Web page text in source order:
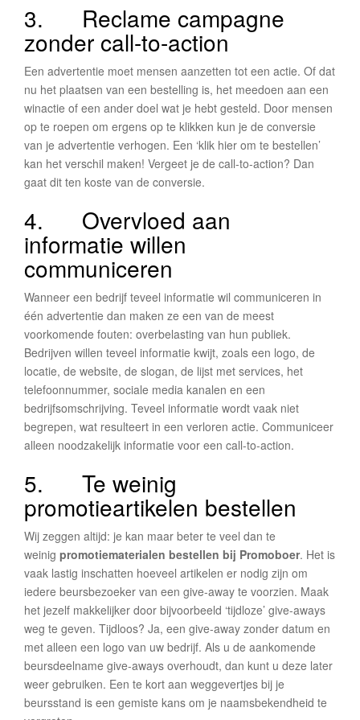
3. Reclame campagne
zonder call-to-action
Een advertentie moet mensen aanzetten tot een actie. Of dat
nu het plaatsen van een bestelling is, het meedoen aan een
winactie of een ander doel wat je hebt gesteld. Door mensen
op te roepen om ergens op te klikken kun je de conversie
van je advertentie verhogen. Een ‘klik hier om te bestellen’
kan het verschil maken! Vergeet je de call-to-action? Dan
gaat dit ten koste van de conversie.
4. Overvloed aan
informatie willen
communiceren
Wanneer een bedrijf teveel informatie wil communiceren in
één advertentie dan maken ze een van de meest
voorkomende fouten: overbelasting van hun publiek.
Bedrijven willen teveel informatie kwijt, zoals een logo, de
locatie, de website, de slogan, de lijst met services, het
telefoonnummer, sociale media kanalen en een
bedrijfsomschrijving. Teveel informatie wordt vaak niet
begrepen, wat resulteert in een verloren actie. Communiceer
alleen noodzakelijk informatie voor een call-to-action.
5. Te weinig
promotieartikelen bestellen
Wij zeggen altijd: je kan maar beter te veel dan te
weinig promotiematerialen bestellen bij Promoboer. Het is
vaak lastig inschatten hoeveel artikelen er nodig zijn om
iedere beursbezoeker van een give-away te voorzien. Maak
het jezelf makkelijker door bijvoorbeeld ‘tijdloze’ give-aways
weg te geven. Tijdloos? Ja, een give-away zonder datum en
met alleen een logo van uw bedrijf. Als u de aankomende
beursdeelname give-aways overhoudt, dan kunt u deze later
weer gebruiken. Een te kort aan weggevertjes bij je
beursstand is een gemiste kans om je naamsbekendheid te